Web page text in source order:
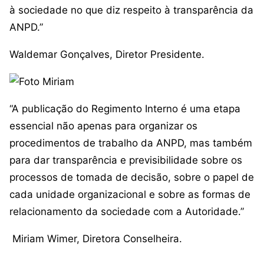
à sociedade no que diz respeito à transparência da
ANPD.”
Waldemar Gonçalves, Diretor Presidente.
“A publicação do Regimento Interno é uma etapa
essencial não apenas para organizar os
procedimentos de trabalho da ANPD, mas também
para dar transparência e previsibilidade sobre os
processos de tomada de decisão, sobre o papel de
cada unidade organizacional e sobre as formas de
relacionamento da sociedade com a Autoridade.”
Miriam Wimer, Diretora Conselheira.